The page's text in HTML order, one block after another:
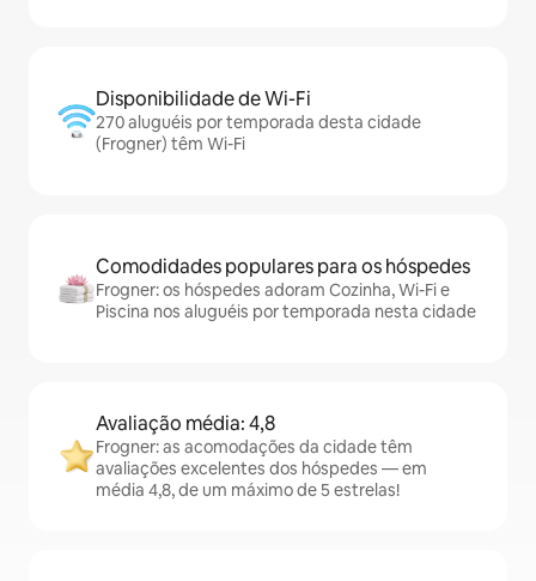
Disponibilidade de Wi-Fi
270 aluguéis por temporada desta cidade
(Frogner) têm Wi-Fi
Comodidades populares para os hóspedes
Frogner: os hóspedes adoram Cozinha, Wi-Fi e
Piscina nos aluguéis por temporada nesta cidade
Avaliação média: 4,8
Frogner: as acomodações da cidade têm
avaliações excelentes dos hóspedes — em
média 4,8, de um máximo de 5 estrelas!